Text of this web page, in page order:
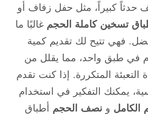
حدثاً كبيراً، مثل حفل زفاف أو
تسخين كاملة الحجم غالبًا ما
فهي تتيح لك تقديم كمية
في طبق واحد، مما يقلل من
التعبئة المتكررة. إذا كنت تقدم
يمكنك التفكير في استخدام
الكامل و نصف الحجم
أطباق